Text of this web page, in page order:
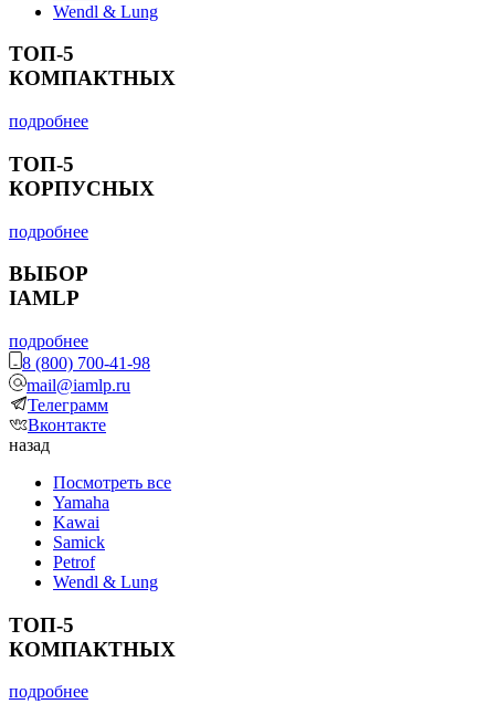
Wendl & Lung
ТОП-5
КОМПАКТНЫХ
подробнее
ТОП-5
КОРПУСНЫХ
подробнее
ВЫБОР
IAMLP
подробнее
8 (800) 700-41-98
mail@iamlp.ru
Телеграмм
Вконтакте
назад
Посмотреть все
Yamaha
Kawai
Samick
Petrof
Wendl & Lung
ТОП-5
КОМПАКТНЫХ
подробнее